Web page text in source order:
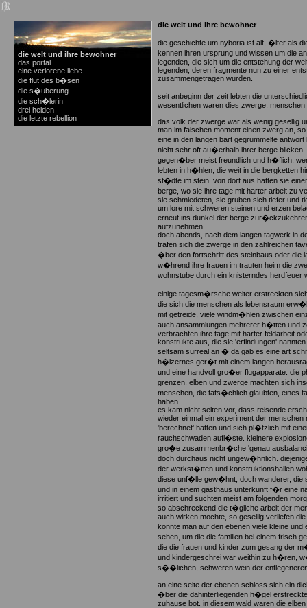
die welt und ihre bewohner
das portal
eine verlorene liebe
die flut des b�sen
die s�uberung
die sch�lerin
drei helden
die letzte rebellion
die welt und ihre bewohner
die geschichte um nyboria ist alt, �lter als
kennen ihren ursprung und wissen um die
legenden, die sich um die entstehung der
legenden, deren fragmente nun zu einer
zusammengetragen wurden.
seit anbeginn der zeit lebten die
wesentlichen waren dies zwerge, menschen
das volk der zwerge war als wenig gesellig
man im falschen moment einen zwerg an,
eine in den langen bart gegrummelte
nicht sehr oft au�erhalb ihrer berge
gegen�ber meist freundlich und h�flich,
lebten in h�hlen, die weit in die bergketten
st�dte im stein. von dort aus hatten sie
berge, wo sie ihre tage mit harter arbeit zu
sie schmiedeten, sie gruben sich tiefer und
um lore mit schweren steinen und erzen
erneut ins dunkel der berge
aufzunehmen.
doch abends, nach dem langen tagwerk in
trafen sich die zwerge in den zahlreichen
�ber den fortschritt des steinbaus oder die
w�hrend ihre frauen im trauten heim die
wohnstube durch ein knisterndes herdfeuer
einige tagesm�rsche weiter erstreckten
die sich die menschen als lebensraum
mit getreide, viele windm�hlen zwischen
auch ansammlungen mehrerer h�tten und
verbrachten ihre tage mit harter feldarbeit
konstrukte aus, die sie 'erfindungen'
seltsam surreal an � da gab es eine art
h�lzernes ger�t mit einem langen
und eine handvoll gro�er flugapparate: die
grenzen. elben und zwerge machten sich
menschen, die tats�chlich glaubten, eines
haben.
es kam nicht selten vor, dass reisende
wieder einmal ein experiment der
'berechnet' hatten und sich pl�tzlich mit
rauchschwaden aufl�ste. kleinere
gro�e zusammenbr�che 'genau
doch durchaus nicht ungew�hnlich.
der werkst�tten und konstruktionshallen
diese unf�lle gew�hnt, doch wanderer, die
und in einem gasthaus unterkunft f�r eine
irritiert und suchten meist am folgenden
so abschreckend die t�gliche arbeit der
auch wirken mochte, so gesellig verliefen
konnte man auf den ebenen viele kleine
sehen, um die die familien bei einem frisch
die die frauen und kinder zum gesang der
und kindergeschrei war weithin zu h�ren,
s��lichen, schweren wein der
an eine seite der ebenen schloss sich ein
�ber die dahinterliegenden h�gel
zuhause bot. in diesem wald waren die